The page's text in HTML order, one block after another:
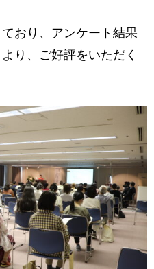
おり、アンケート結果
り、ご好評をいただく